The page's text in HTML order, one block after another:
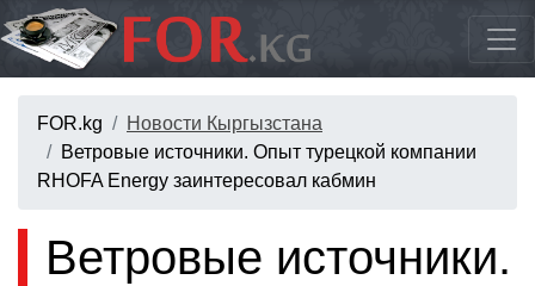
FOR.kg
Новости Кыргызстана
Ветровые источники. Опыт турецкой компании
RHOFA Energy заинтересовал кабмин
Ветровые источники.